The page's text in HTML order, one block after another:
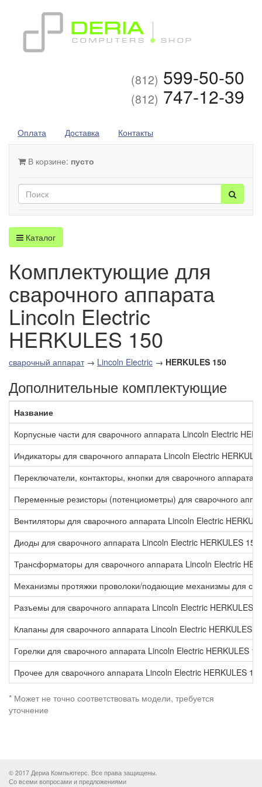
(812) 599-50-50
(812) 747-12-39
Оплата Доставка Контакты
В корзине: пусто
Каталог
Комплектующие для
сварочного аппарата
Lincoln Electric
HERKULES 150
сварочный аппарат→ Lincoln Electric → HERKULES 150
Дополнительные комплектующие
Название
Корпусные части для сварочного аппарата Lincoln Electric
Индикаторы для сварочного аппарата Lincoln Electric
Переключатели, контакторы, кнопки для сварочного аппарата
Переменные резисторы (потенциометры) для сварочного
Вентиляторы для сварочного аппарата Lincoln Electric
Диоды для сварочного аппарата Lincoln Electric HERKULES 150
Трансформаторы для сварочного аппарата Lincoln Electric
Механизмы протяжки проволоки/подающие механизмы для
Разъемы для сварочного аппарата Lincoln Electric HERKULES
Клапаны для сварочного аппарата Lincoln Electric HERKULES
Горелки для сварочного аппарата Lincoln Electric HERKULES
Прочее для сварочного аппарата Lincoln Electric HERKULES
* Может не точно соответствовать модели, требуется
уточнение
© 2017 Дериа Компьютерс. Все права защищены.
Со всеми вопросами и предложениями